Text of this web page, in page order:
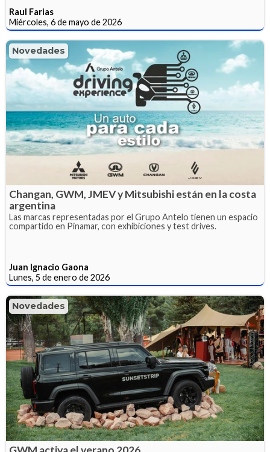
Raul Farias
Miércoles, 6 de mayo de 2026
Novedades
Changan, GWM, JMEV y Mitsubishi están en la costa
argentina
Las marcas representadas por el Grupo Antelo tienen un espacio
compartido en Pinamar, con exhibiciones y test drives.
Juan Ignacio Gaona
Lunes, 5 de enero de 2026
Novedades